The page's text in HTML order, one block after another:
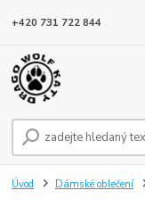
+420 731 722 844
Úvod Dámské oblečení